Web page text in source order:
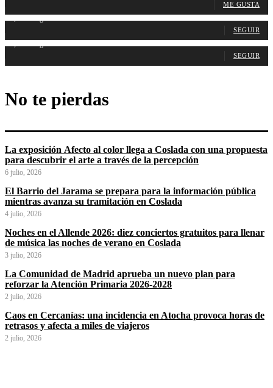
ME GUSTA
SEGUIR
SEGUIR
No te pierdas
La exposición Afecto al color llega a Coslada con una propuesta
para descubrir el arte a través de la percepción
6 julio, 2026
El Barrio del Jarama se prepara para la información pública
mientras avanza su tramitación en Coslada
4 julio, 2026
Noches en el Allende 2026: diez conciertos gratuitos para llenar
de música las noches de verano en Coslada
3 julio, 2026
La Comunidad de Madrid aprueba un nuevo plan para
reforzar la Atención Primaria 2026-2028
2 julio, 2026
Caos en Cercanías: una incidencia en Atocha provoca horas de
retrasos y afecta a miles de viajeros
2 julio, 2026